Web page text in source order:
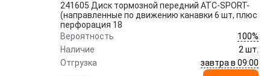
241605 Диск тормозной передний АТС-SPORT-
(направленные по движению канавки 6 шт, плюс
перфорация 18
Вероятность
100%
Наличие
2 шт.
Отгрузка
завтра в 09:00